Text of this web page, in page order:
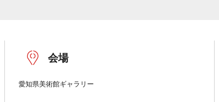
会場
愛知県美術館ギャラリー